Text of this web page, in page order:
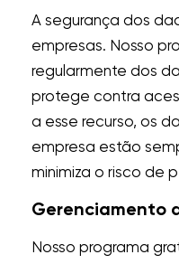
A segurança dos
empresas. Nosso
regularmente dos
protege contra
a esse recurso, os
empresa estão
minimiza o risco de
Gerenciamento
Nosso programa